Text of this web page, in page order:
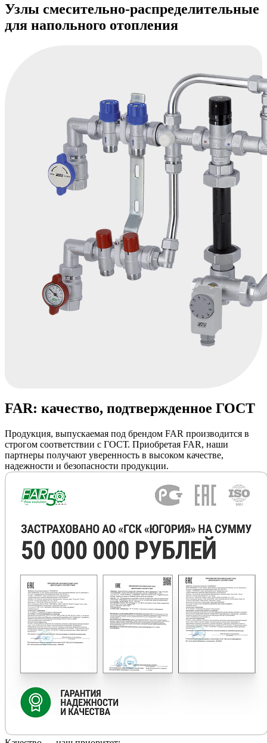
Узлы смесительно-распределительные
для напольного отопления
FAR: качество, подтвержденное ГОСТ
Продукция, выпускаемая под брендом FAR производится в
строгом соответствии с ГОСТ. Приобретая FAR, наши
партнеры получают уверенность в высоком качестве,
надежности и безопасности продукции.